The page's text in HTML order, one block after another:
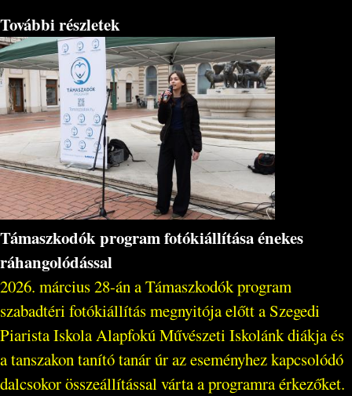
További részletek
Támaszkodók program fotókiállítása énekes
ráhangolódással
2026. március 28-án a Támaszkodók program
szabadtéri fotókiállítás megnyitója előtt a Szegedi
Piarista Iskola Alapfokú Művészeti Iskolánk diákja és
a tanszakon tanító tanár úr az eseményhez kapcsolódó
dalcsokor összeállítással várta a programra érkezőket.